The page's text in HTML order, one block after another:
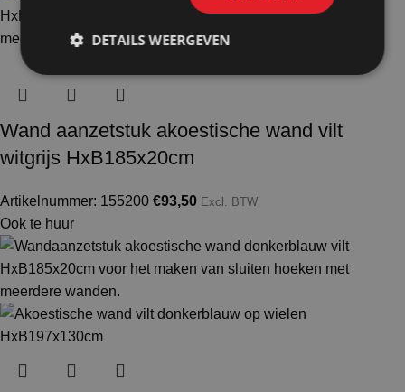
Wand aanzetstuk akoestische wand vilt
witgrijs HxB185x20cm
Artikelnummer: 155200 €93,50 Excl. BTW
Ook te huur
DETAILS WEERGEVEN